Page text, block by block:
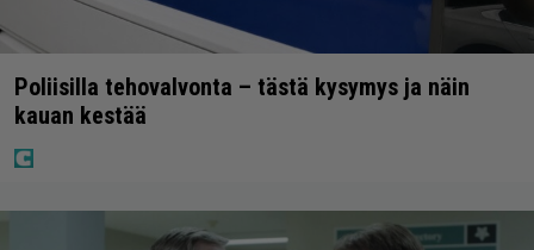
Poliisilla tehovalvonta – tästä kysymys ja näin
kauan kestää